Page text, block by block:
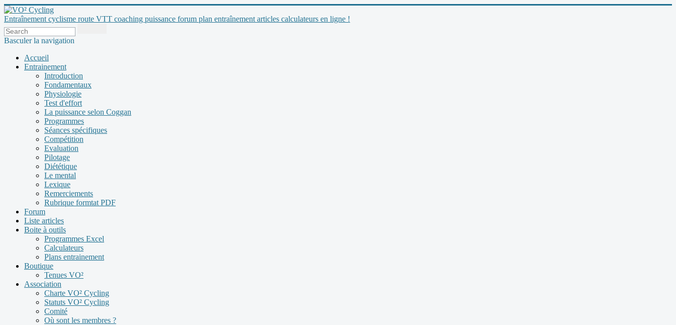
Entraînement cyclisme route VTT coaching puissance forum plan entraînement articles calculateurs en ligne !
Basculer la navigation
Accueil
Entrainement
Introduction
Fondamentaux
Physiologie
Test d'effort
La puissance selon Coggan
Programmes
Séances spécifiques
Compétition
Evaluation
Pilotage
Diététique
Le mental
Lexique
Remerciements
Rubrique formtat PDF
Forum
Liste articles
Boite à outils
Programmes Excel
Calculateurs
Plans entrainement
Boutique
Tenues VO²
Association
Charte VO² Cycling
Statuts VO² Cycling
Comité
Où sont les membres ?